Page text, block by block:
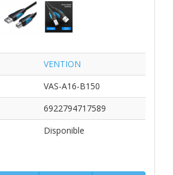
VENTION
VAS-A16-B150
6922794717589
Disponible